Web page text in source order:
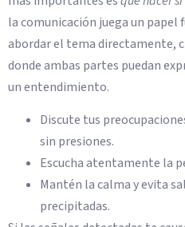
la comunicación juega un
abordar el tema directamente,
donde ambas partes puedan
un entendimiento.
Discute tus
sin presiones.
Escucha atentamente la
Mantén la calma y evita
precipitadas.